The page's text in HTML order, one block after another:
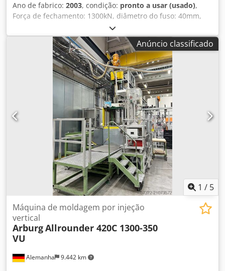
Ano de fabrico: 2003, condição: pronto a usar (usado),
Força de fechamento: 1300kN, diâmetro do fuso: 40mm,
pressão máxima de injeção: 2120bar, volume de injeção:
182cm³, peso do disparo: 153g, distância entre colunas:
470mm/470mm, dimensões das placas X/Y:
650mm/650mm, altura mínima de instalação da
ferramenta: 275mm, curso máximo de abertura: 850mm,
centralização: 125mm. Dimensões da máquina X/Y/Z:
aprox. 4600mm/1600mm/2200mm, peso: aprox. 5500kg. A
unidade de fechamento apresenta vazamento de óleo no
cilindro de fechamento. Documentação disponível. Uma
visita local é possível. Dcjdpfxsygw Sie Ag Tjk
Anúncio classificado
1 / 5
Alemanha 9.442 km
Máquina de moldagem por injeção
vertical
ArburgAllrounder 420C 1300-350
VU